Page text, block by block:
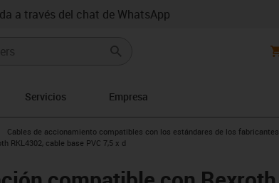
a través del chat de WhatsApp
Servicios Empresa
igus-icon-arrow-right
Cables de accionamiento compatibles con los estándares de los fabricantes
RKL4302, cable base PVC 7,5 x d